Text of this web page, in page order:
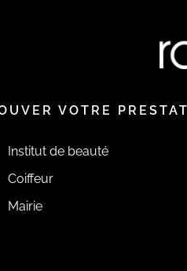
VOTRE
Institut de beauté
Coiffeur
Mairie